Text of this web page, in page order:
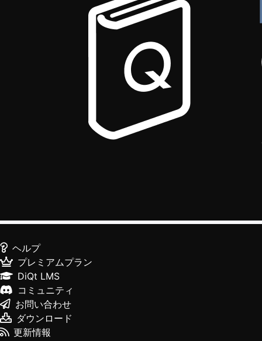
ヘルプ
プレミアムプラン
DiQt LMS
コミュニティ
お問い合わせ
ダウンロード
更新情報